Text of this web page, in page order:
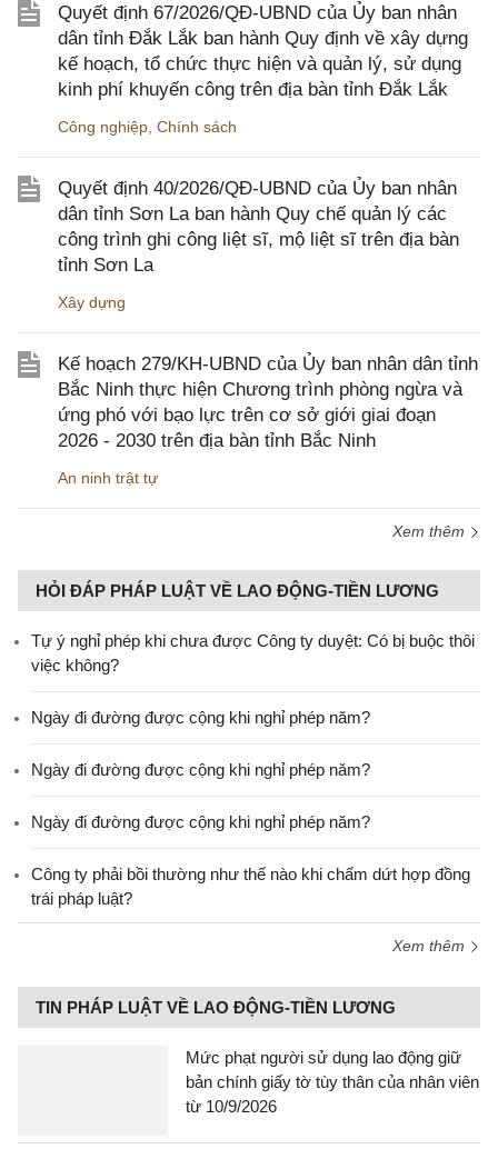
Quyết định 67/2026/QĐ-UBND của Ủy ban nhân
dân tỉnh Đắk Lắk ban hành Quy định về xây dựng
kế hoạch, tổ chức thực hiện và quản lý, sử dụng
kinh phí khuyến công trên địa bàn tỉnh Đắk Lắk
Công nghiệp Chính sách
Quyết định 40/2026/QĐ-UBND của Ủy ban nhân
dân tỉnh Sơn La ban hành Quy chế quản lý các
công trình ghi công liệt sĩ, mộ liệt sĩ trên địa bàn
tỉnh Sơn La
Xây dựng
Kế hoạch 279/KH-UBND của Ủy ban nhân dân tỉnh
Bắc Ninh thực hiện Chương trình phòng ngừa và
ứng phó với bạo lực trên cơ sở giới giai đoạn
2026 - 2030 trên địa bàn tỉnh Bắc Ninh
An ninh trật tự
Xem thêm
HỎI ĐÁP PHÁP LUẬT VỀ LAO ĐỘNG-TIỀN LƯƠNG
Tự ý nghỉ phép khi chưa được Công ty duyệt: Có bị buộc thôi
việc không?
Ngày đi đường được cộng khi nghỉ phép năm?
Ngày đi đường được cộng khi nghỉ phép năm?
Ngày đi đường được cộng khi nghỉ phép năm?
Công ty phải bồi thường như thế nào khi chấm dứt hợp đồng
trái pháp luật?
Xem thêm
TIN PHÁP LUẬT VỀ LAO ĐỘNG-TIỀN LƯƠNG
Mức phạt người sử dụng lao động giữ
bản chính giấy tờ tùy thân của nhân viên
từ 10/9/2026